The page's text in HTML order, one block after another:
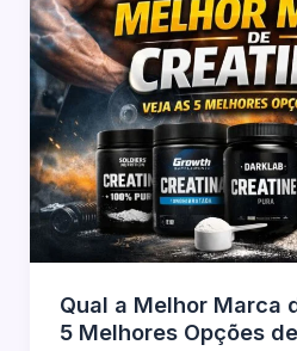
Qual a Melhor Marca
5 Melhores Opções